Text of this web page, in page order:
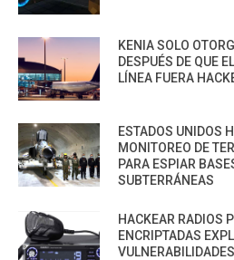
KENIA SOLO
DESPUÉS DE QUE
LÍNEA FUERA
ESTADOS UNIDOS
MONITOREO DE
PARA ESPIAR
SUBTERRÁNEAS
HACKEAR RADIOS
ENCRIPTADAS
VULNERABILIDADES